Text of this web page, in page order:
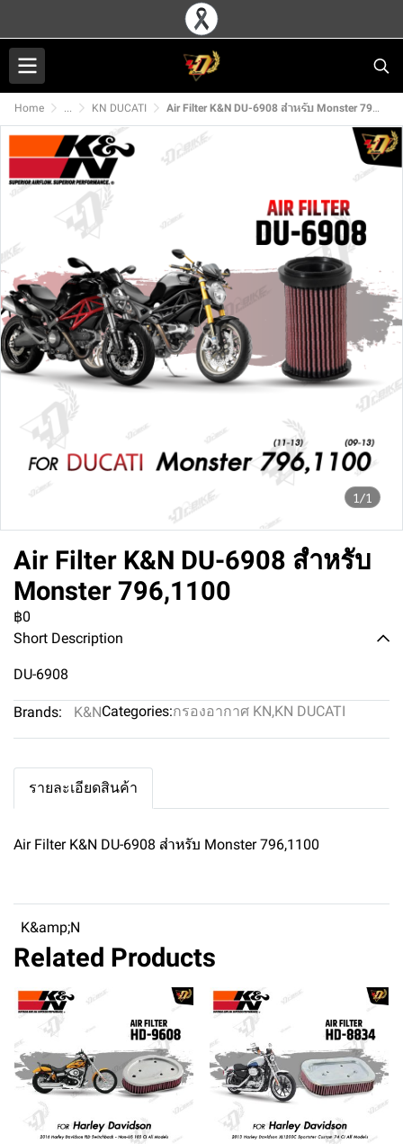
Home ... KN DUCATI Air Filter K&N DU-6908 สำหรับ Monster 796,1100
1/1
Air Filter K&N DU-6908 สำหรับ
Monster 796,1100
฿0
Short Description
DU-6908
Brands: K&NCategories:กรองอากาศ KN,KN DUCATI
รายละเอียดสินค้า
Air Filter K&N DU-6908 สำหรับ Monster 796,1100
K&amp;N
Related Products